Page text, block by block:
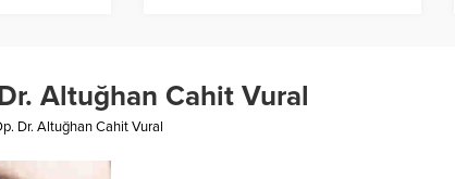
Altuğhan Cahit Vural
Dr. Altuğhan Cahit Vural